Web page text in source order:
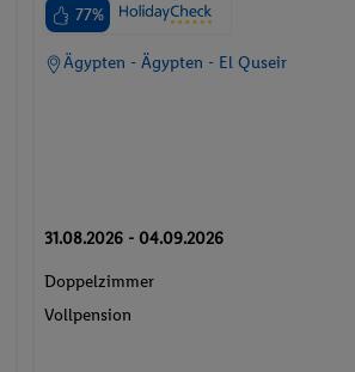
77%
Ägypten - Ägypten - El Quseir
31.08.2026 - 04.09.2026
Doppelzimmer
Vollpension